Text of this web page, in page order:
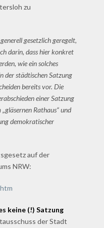
zu
gesetzlich geregelt,
darin, dass hier konkret
wie ein solches
der städtischen Satzung
bereits vor. Die
einer Satzung
Rathaus“ und
demokratischer
auf der
NRW:
keine (!) Satzung
der Stadt